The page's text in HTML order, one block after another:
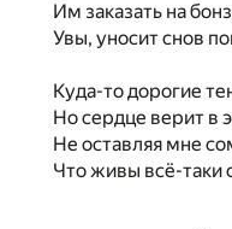
Им заказать на
Увы, уносит снов
Куда-то дорогие
Но сердце верит в
Не оставляя мне
Что живы всё-таки